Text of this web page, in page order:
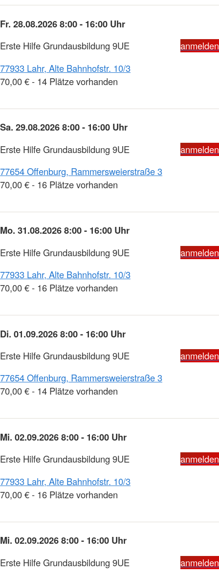
Fr. 28.08.2026 8:00 - 16:00 Uhr
Erste Hilfe Grundausbildung 9UE
anmelden
77933 Lahr, Alte Bahnhofstr. 10/3
70,00 € - 14 Plätze vorhanden
Sa. 29.08.2026 8:00 - 16:00 Uhr
Erste Hilfe Grundausbildung 9UE
anmelden
77654 Offenburg, Rammersweierstraße 3
70,00 € - 16 Plätze vorhanden
Mo. 31.08.2026 8:00 - 16:00 Uhr
Erste Hilfe Grundausbildung 9UE
anmelden
77933 Lahr, Alte Bahnhofstr. 10/3
70,00 € - 16 Plätze vorhanden
Di. 01.09.2026 8:00 - 16:00 Uhr
Erste Hilfe Grundausbildung 9UE
anmelden
77654 Offenburg, Rammersweierstraße 3
70,00 € - 14 Plätze vorhanden
Mi. 02.09.2026 8:00 - 16:00 Uhr
Erste Hilfe Grundausbildung 9UE
anmelden
77933 Lahr, Alte Bahnhofstr. 10/3
70,00 € - 16 Plätze vorhanden
Mi. 02.09.2026 8:00 - 16:00 Uhr
Erste Hilfe Grundausbildung 9UE
anmelden